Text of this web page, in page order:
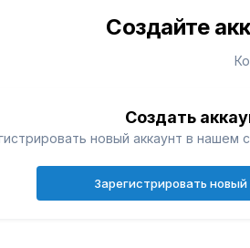
Создайте
Создать
новый аккаунт в
Зарегистрировать новый